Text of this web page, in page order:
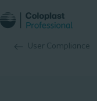
User Compliance